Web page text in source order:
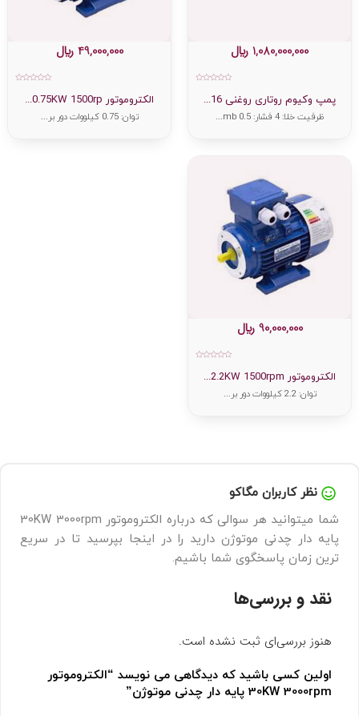
پمپ وکیوم روتاری روغنی 16...
1,080,000,000 ﷼
ظرفیت خلا: 4 فشار: 0.5 mb...
الکتروموتور 0.75KW 1500rp...
49,000,000 ﷼
توان: 0.75 کیلووات دور بر...
الکتروموتور 2.2KW 1500rpm...
90,000,000 ﷼
توان: 2.2 کیلووات دور بر...
نظر کاربران مگاکو
شما میتوانید هر سوالی که درباره الکتروموتور 30KW 3000rpm
پایه دار چدنی موتوژن دارید را در اینجا بپرسید تا در سریع
ترین زمان پاسخگوی شما باشیم.
نقد و بررسی‌ها
هنوز بررسی‌ای ثبت نشده است.
اولین کسی باشید که دیدگاهی می نویسد “الکتروموتور
30KW 3000rpm پایه دار چدنی موتوژن”